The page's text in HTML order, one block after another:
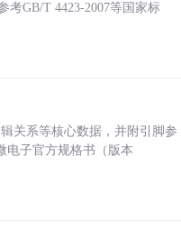
考GB/T 4423-2007等国家标
关系等核心数据，并附引脚参
电子官方规格书（版本